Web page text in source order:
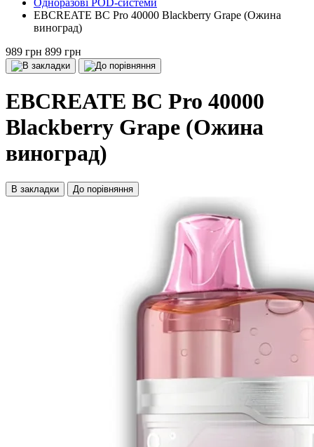
Одноразові POD-системи
EBCREATE BC Pro 40000 Blackberry Grape (Ожина
виноград)
989 грн 899 грн
EBCREATE BC Pro 40000
Blackberry Grape (Ожина
виноград)
В закладки До порівняння